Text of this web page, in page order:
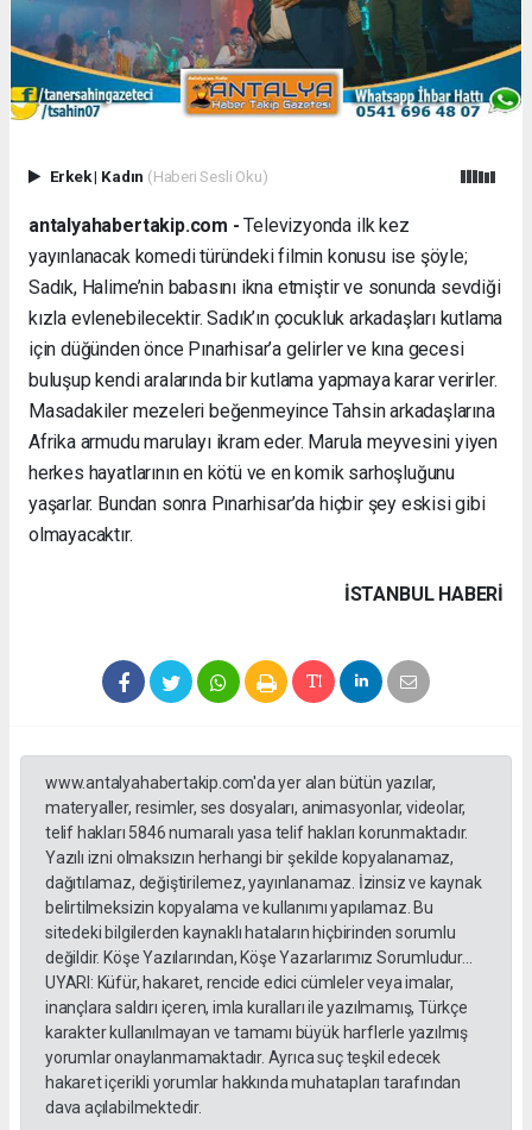
Erkek| Kadın (Haberi Sesli Oku)
antalyahabertakip.com - Televizyonda ilk kez
yayınlanacak komedi türündeki filmin konusu ise şöyle;
Sadık, Halime’nin babasını ikna etmiştir ve sonunda sevdiği
kızla evlenebilecektir. Sadık’ın çocukluk arkadaşları kutlama
için düğünden önce Pınarhisar’a gelirler ve kına gecesi
buluşup kendi aralarında bir kutlama yapmaya karar verirler.
Masadakiler mezeleri beğenmeyince Tahsin arkadaşlarına
Afrika armudu marulayı ikram eder. Marula meyvesini yiyen
herkes hayatlarının en kötü ve en komik sarhoşluğunu
yaşarlar. Bundan sonra Pınarhisar’da hiçbir şey eskisi gibi
olmayacaktır.
İSTANBUL HABERİ
www.antalyahabertakip.com'da yer alan bütün yazılar,
materyaller, resimler, ses dosyaları, animasyonlar, videolar,
telif hakları 5846 numaralı yasa telif hakları korunmaktadır.
Yazılı izni olmaksızın herhangi bir şekilde kopyalanamaz,
dağıtılamaz, değiştirilemez, yayınlanamaz. İzinsiz ve kaynak
belirtilmeksizin kopyalama ve kullanımı yapılamaz. Bu
sitedeki bilgilerden kaynaklı hataların hiçbirinden sorumlu
değildir. Köşe Yazılarından, Köşe Yazarlarımız Sorumludur...
UYARI: Küfür, hakaret, rencide edici cümleler veya imalar,
inançlara saldırı içeren, imla kuralları ile yazılmamış, Türkçe
karakter kullanılmayan ve tamamı büyük harflerle yazılmış
yorumlar onaylanmamaktadır. Ayrıca suç teşkil edecek
hakaret içerikli yorumlar hakkında muhatapları tarafından
dava açılabilmektedir.